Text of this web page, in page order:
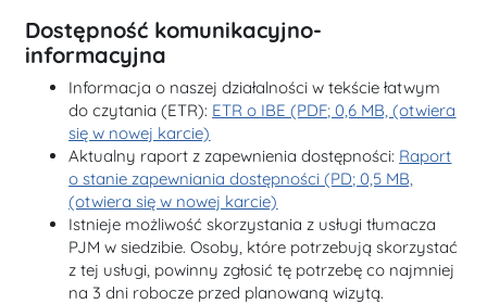
Dostępność komunikacyjno-
informacyjna
Informacja o naszej działalności w tekście łatwym
do czytania (ETR): ETR o IBE (PDF; 0,6 MB, (otwiera
się w nowej karcie)
Aktualny raport z zapewnienia dostępności: Raport
o stanie zapewniania dostępności (PD; 0,5 MB,
(otwiera się w nowej karcie)
Istnieje możliwość skorzystania z usługi tłumacza
PJM w siedzibie. Osoby, które potrzebują skorzystać
z tej usługi, powinny zgłosić tę potrzebę co najmniej
na 3 dni robocze przed planowaną wizytą.